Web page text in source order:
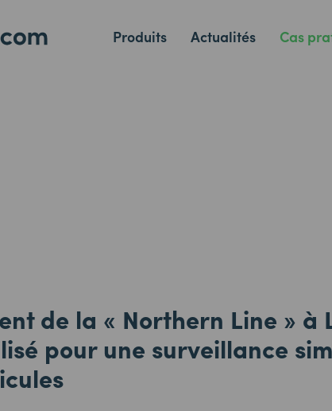
Produits Actualités Cas
de la « Northern Line » à
pour une surveillance